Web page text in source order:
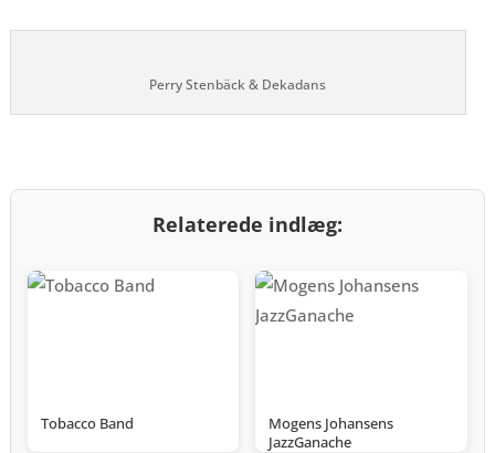
Perry Stenbäck & Dekadans
Relaterede indlæg:
Tobacco Band
Mogens Johansens
JazzGanache